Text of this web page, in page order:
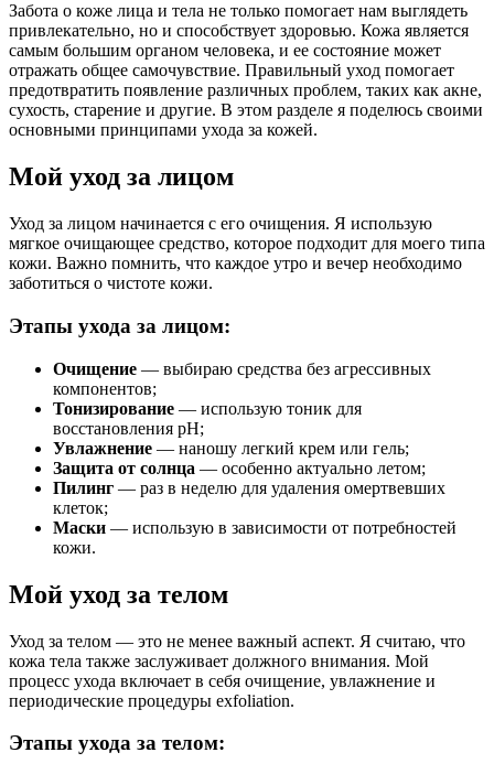
Забота о коже лица и тела не только помогает нам выглядеть
привлекательно, но и способствует здоровью. Кожа является
самым большим органом человека, и ее состояние может
отражать общее самочувствие. Правильный уход помогает
предотвратить появление различных проблем, таких как акне,
сухость, старение и другие. В этом разделе я поделюсь своими
основными принципами ухода за кожей.
Мой уход за лицом
Уход за лицом начинается с его очищения. Я использую
мягкое очищающее средство, которое подходит для моего типа
кожи. Важно помнить, что каждое утро и вечер необходимо
заботиться о чистоте кожи.
Этапы ухода за лицом:
Очищение — выбираю средства без агрессивных
компонентов;
Тонизирование — использую тоник для
восстановления pH;
Увлажнение — наношу легкий крем или гель;
Защита от солнца — особенно актуально летом;
Пилинг — раз в неделю для удаления омертвевших
клеток;
Маски — использую в зависимости от потребностей
кожи.
Мой уход за телом
Уход за телом — это не менее важный аспект. Я считаю, что
кожа тела также заслуживает должного внимания. Мой
процесс ухода включает в себя очищение, увлажнение и
периодические процедуры exfoliation.
Этапы ухода за телом: